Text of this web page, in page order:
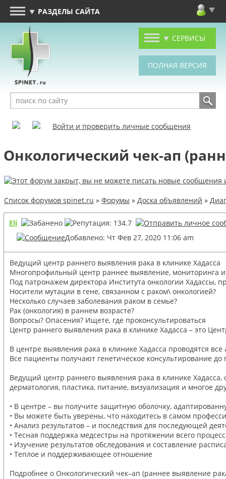
РАЗДЕЛЫ САЙТА
СЕРВИСЫ
Войти и проверить личные сообщения
Онкологический чек-ап
Список форумов spinet.ru » Форумы » Доска объявлений »
Eli
Добавлено: Чт Фев 27, 2020 11:06 am
Ведущий центр раннего выявления рака в клинике Хадасса
Многопрофильный центр раннее выявление, мониторинга
Под патронажем директора Института онкологии Хадассы,
Носители мутации в гене, связанном с раком\ онкологией?
Несколько случаев заболевания раком в семье?
Рак (онкология) в раннем возрасте?
Вопросы? Опасения? Ищете, где проконсультироваться
Центр раннего выявления рака в клинике Хадасса – это
В центре выявления рака в клинике Хадасса проводятся
Все пациенты получают генетическое консультирование
Ведущий центр раннего выявления рака в клинике
дерматология, пластика, питание, визуализация и многое
• В центре – вы получите защитную оболочку,
• Вы можете быть уверены, что находитесь в самом
• Анализ результатов – и последствия для последующей
• Тесная поддержка медсестры на протяжении всего
• Изучение результатов обследования и составление
• Теплое и поддерживающее отношение
Подробнее о Онкологический чек–ап (раннее выявление